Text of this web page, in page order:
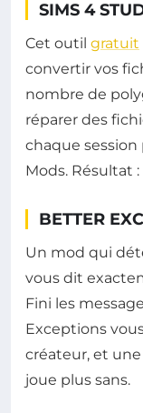
SIMS 4
Cet outil gratuit
convertir vos
nombre de
réparer des
chaque
Mods. Résultat
BETTER
Un mod qui
vous dit
Fini les
Exceptions
créateur, et
joue plus sans.